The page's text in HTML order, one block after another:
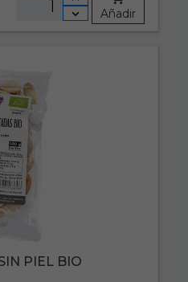
Añadir
PIEL BIO